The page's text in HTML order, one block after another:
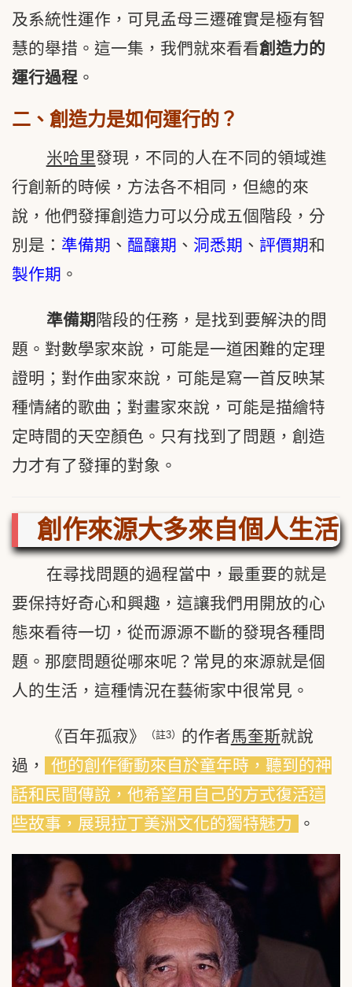
及系統性運作，可見孟母三遷確實是極有智
慧的舉措。這一集，我們就來看看創造力的
運行過程 。
二、創造力是如何運行的？
米哈里發現，不同的人在不同的領域進
行創新的時候，方法各不相同，但總的來
說，他們發揮創造力可以分成五個階段，分
別是： 準備期 、 醞釀期 、 洞悉期 、 評價期和
製作期 。
準備期 階段的任務，是找到要解決的問
題。對數學家來說，可能是一道困難的定理
證明；對作曲家來說，可能是寫一首反映某
種情緒的歌曲；對畫家來說，可能是描繪特
定時間的天空顏色。只有找到了問題，創造
力才有了發揮的對象。
創作來源大多來自個人生活
在尋找問題的過程當中，最重要的就是
要保持好奇心和興趣，這讓我們用開放的心
態來看待一切，從而源源不斷的發現各種問
題。那麼問題從哪來呢？常見的來源就是個
人的生活，這種情況在藝術家中很常見。
《百年孤寂》 （註3） 的作者馬奎斯就說
過，
他的創作衝動來自於童年時，聽到的神
話和民間傳說，他希望用自己的方式復活這
些故事，展現拉丁美洲文化的獨特魅力
。